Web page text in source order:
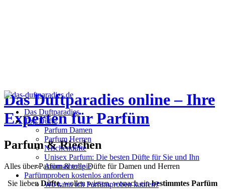
Das Duftparadies
Top Düfte
Parfum Damen
Parfum Herren
Nischendüfte
Unisex Parfum: Die besten Düfte für Sie und Ihn
Aromatherapie
Parfümproben kostenlos anfordern
Wo kann ich Parfümproben kaufen?
Das Duftparadies online – Ihre
Experten für Parfüm
Parfum&Riechen
Alles über Parfüm & tolle Düfte für Damen und Herren
Sie liebenDüfte, wollen wissen, wonach einbestimmtes Parfüm